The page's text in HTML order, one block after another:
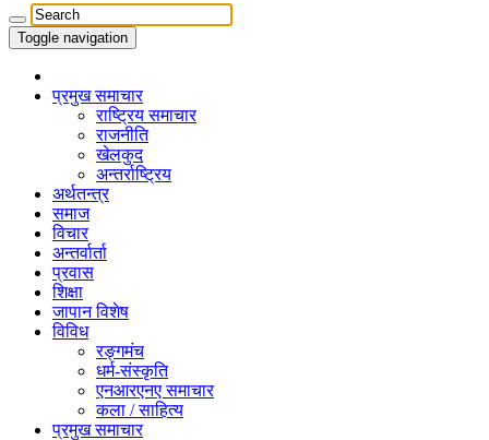
Toggle navigation
प्रमुख समाचार
राष्ट्रिय समाचार
राजनीति
खेलकुद
अन्तर्राष्ट्रिय
अर्थतन्त्र
समाज
विचार
अन्तर्वार्ता
प्रवास
शिक्षा
जापान विशेष
विविध
रङ्गमंच
धर्म-संस्कृति
एनआरएनए समाचार
कला / साहित्य
प्रमुख समाचार